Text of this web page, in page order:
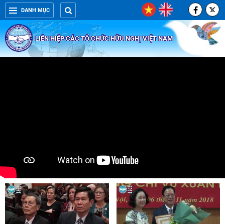
DANH MỤC
LIÊN HIỆP CÁC TỔ CHỨC HỮU NGHỊ VIỆT NAM